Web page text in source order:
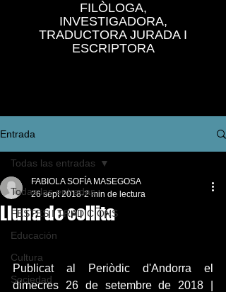
FILÒLOGA,
INVESTIGADORA,
TRADUCTORA JURADA I
ESCRIPTORA
Entrada
Todas las entradas
FESTES I TRADICIONS
Educación
Cultura
Sociedad
Todas las entradas
Lluna de collita
FABIOLA SOFÍA MASEGOSA
26 sept 2018 2 min de lectura
Publicat al Periòdic d'Andorra el
dimecres 26 de setembre de 2018 |